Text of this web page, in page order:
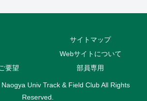
サイトマップ
Webサイトについて
要望
部員専用
Univ Track & Field Club All Rights
Reserved.